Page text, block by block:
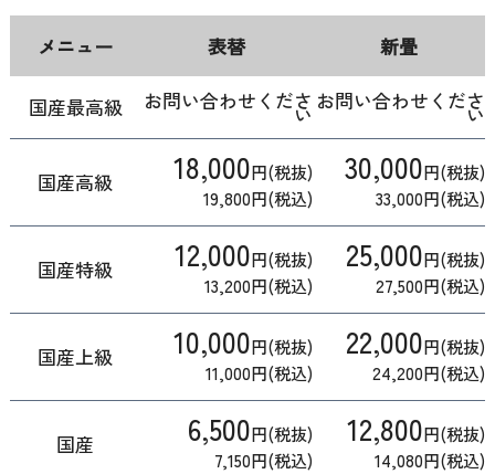
メニュー 表替 新畳
国産最高級 お問い合わせくださ
い
お問い合わせくださ
い
国産高級 18,000円(税抜)
19,800円(税込)
30,000円(税抜)
33,000円(税込)
国産特級 12,000円(税抜)
13,200円(税込)
25,000円(税抜)
27,500円(税込)
国産上級 10,000円(税抜)
11,000円(税込)
22,000円(税抜)
24,200円(税込)
国産 6,500円(税抜)
7,150円(税込)
12,800円(税抜)
14,080円(税込)